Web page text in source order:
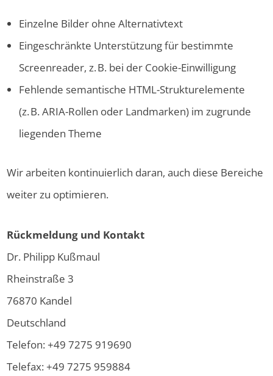
Einzelne Bilder ohne Alternativtext
Eingeschränkte Unterstützung für bestimmte
Screenreader, z. B. bei der Cookie-Einwilligung
Fehlende semantische HTML-Strukturelemente
(z. B. ARIA-Rollen oder Landmarken) im zugrunde
liegenden Theme
Wir arbeiten kontinuierlich daran, auch diese Bereiche
weiter zu optimieren.
Rückmeldung und Kontakt
Dr. Philipp Kußmaul
Rheinstraße 3
76870 Kandel
Deutschland
Telefon: +49 7275 919690
Telefax: +49 7275 959884